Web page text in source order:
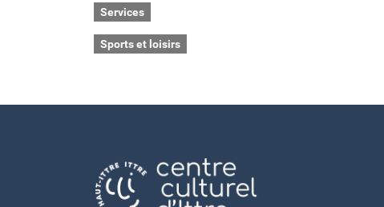
Services
Sports et loisirs